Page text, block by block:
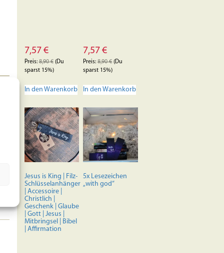
7,57 €
Preis:8,90€(Du
sparst 15%)
In den Warenkorb
7,57€
Preis:8,90€(Du
sparst 15%)
In den Warenkorb
Jesus is King | Filz-
Schlüsselanhänger
| Accessoire |
Christlich |
Geschenk | Glaube
| Gott | Jesus |
Mitbringsel | Bibel
| Affirmation
5x Lesezeichen
„with god“